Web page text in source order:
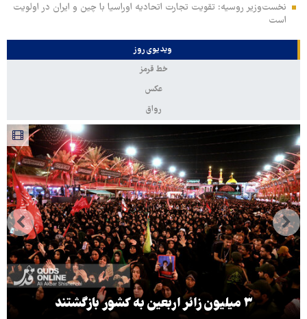
نخست‌وزیر روسیه:‌ تقویت تجارت اتحادیه اوراسیا با چین و ایران در اولویت
است
ویدیوی روز
خط قرمز
عکس
رواق
۳ میلیون زائر اربعین به کشور بازگشتند